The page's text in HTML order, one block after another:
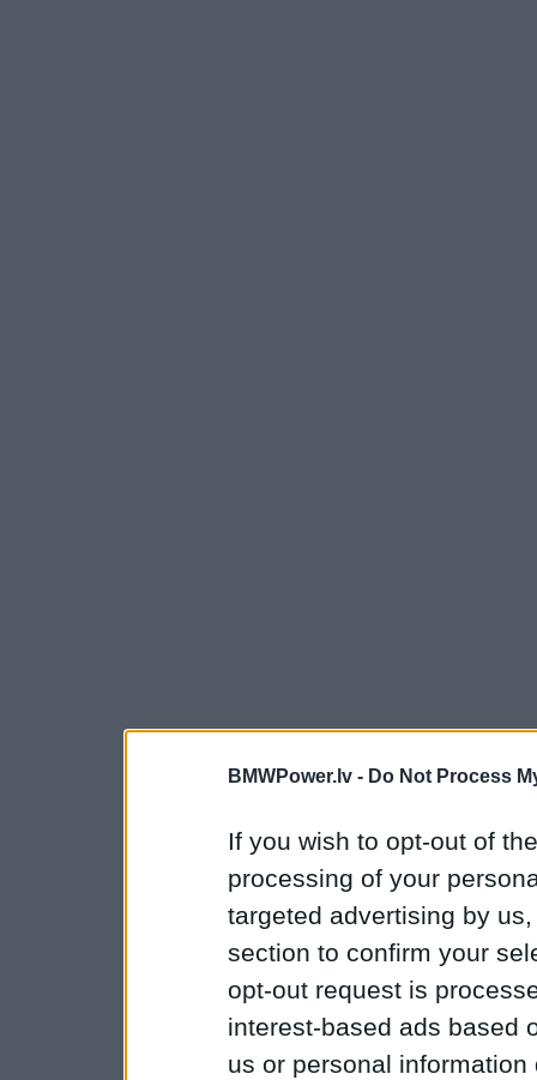
BMWPower.lv - Do Not Process
If you wish to opt-out of
processing of your
targeted advertising by
section to confirm your
opt-out request is
interest-based ads based
us or personal